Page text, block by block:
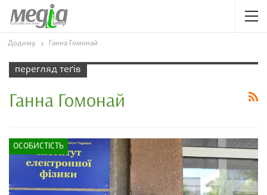
Додому Ганна Гомонай
перегляд теґів
Ганна Гомонай
ОСОБИСТІСТЬ